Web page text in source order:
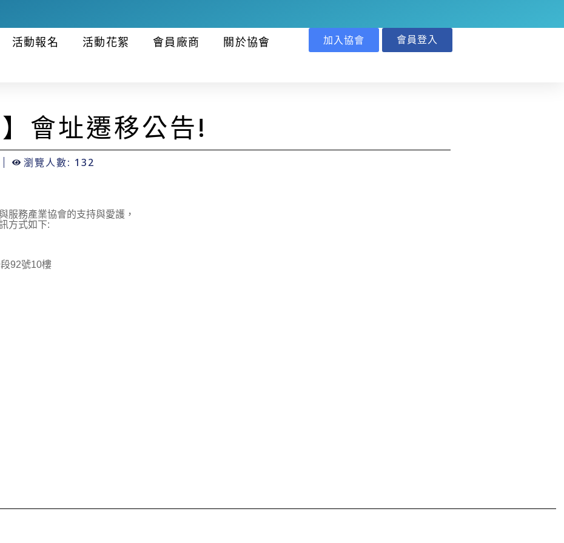
活動報名 活動花絮 會員廠商 關於協會 加入協會 會員登入
】會址遷移公告!
瀏覽人數: 132
服務產業協會的支持與愛護，
方式如下:
92號10樓